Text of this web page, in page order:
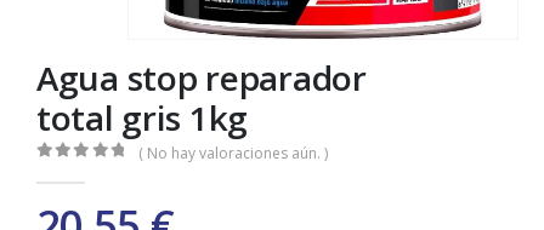
Agua stop reparador
total gris 1kg
( No hay valoraciones aún. )